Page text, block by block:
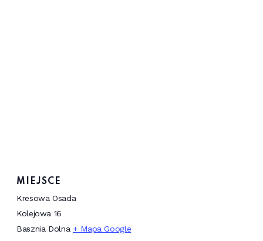
MIEJSCE
Kresowa Osada
Kolejowa 16
Basznia Dolna + Mapa Google